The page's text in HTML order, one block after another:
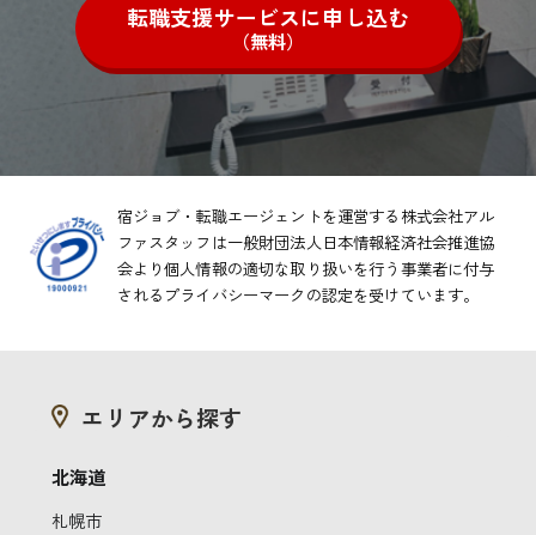
転職支援サービスに申し込む
（無料）
宿ジョブ・転職エージェントを運営する株式会社アル
ファスタッフは一般財団法人日本情報経済社会推進協
会より個人情報の適切な取り扱いを行う事業者に付与
されるプライバシーマークの認定を受けています。
エリアから探す
北海道
札幌市